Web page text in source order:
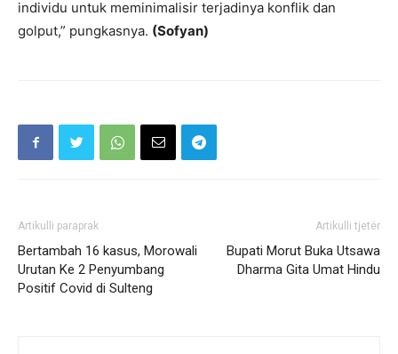
individu untuk meminimalisir terjadinya konflik dan
golput,” pungkasnya. (Sofyan)
Artikulli paraprak
Bertambah 16 kasus, Morowali
Urutan Ke 2 Penyumbang
Positif Covid di Sulteng
Artikulli tjetër
Bupati Morut Buka Utsawa
Dharma Gita Umat Hindu